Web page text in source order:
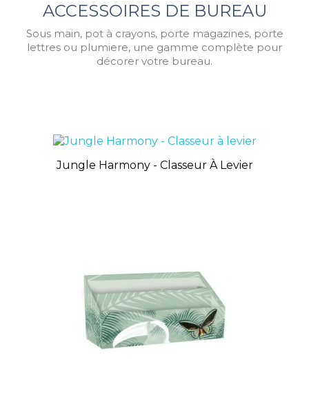
ACCESSOIRES DE BUREAU
Sous main, pot à crayons, porte magazines, porte
lettres ou plumiere, une gamme complète pour
décorer votre bureau.
Jungle Harmony - Classeur À Levier